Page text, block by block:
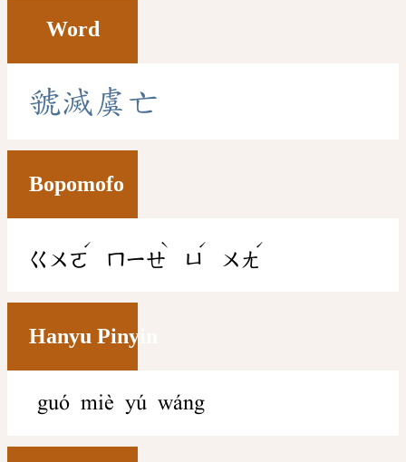
Word
虢滅 虞 亡
Bopomofo
ㄍㄨㄛ
ˊ
ㄇㄧㄝ
ˋ
ㄩ
ˊ
ㄨㄤ
ˊ
Hanyu Pinyin
guó miè yú wáng